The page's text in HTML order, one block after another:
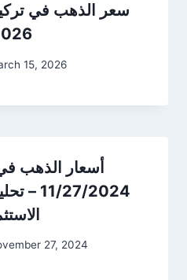
15, 2026
أسعار الذهب في
11/27/
27, 2024